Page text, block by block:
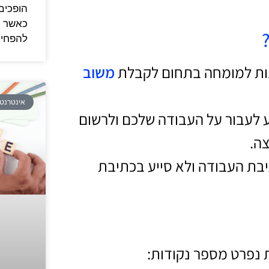
למומחה בתחום לקבלת משוב
על העבודה שלכם ולרשום
העבודה ולא סייע בכתיבת
נפרט מספר נקודות:
כאשר